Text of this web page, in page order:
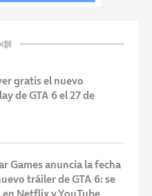
gratis el nuevo
de GTA 6 el 27 de
Games anuncia la fecha
tráiler de GTA 6: se